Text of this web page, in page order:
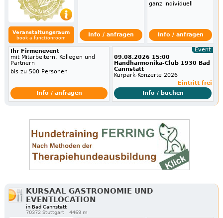
Veranstaltungsraum
book a functionroom Info / anfragen
ganz individuell
Info / anfragen
Ihr Firmenevent
mit Mitarbeitern, Kollegen und
Partnern
bis zu 500 Personen
Info / anfragen
Event
09.08.2026 15:00
Handharmonika-Club 1930 Bad
Cannstatt
Kurpark-Konzerte 2026
Eintritt frei
Info / buchen
KURSAAL GASTRONOMIE UND
EVENTLOCATION
in Bad Cannstatt
70372 Stuttgart
4469 m